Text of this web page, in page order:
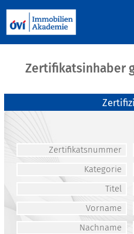
Zertifikatsinhaber
Zertifikatsnummer
Kategorie
Titel
Vorname
Nachname